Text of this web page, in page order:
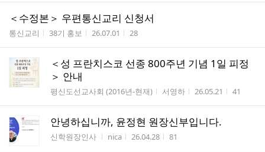
＜수정본＞ 우편통신교리 신청서
게시판명
통신교리 작성자
38기 홍보 작성시간
26.07.01 조회수
28
＜성 프란치스코 선종 800주년 기념 1일 피정
＞ 안내
게시판명
평신도선교사회 (2016년-현재) 작성자
서영하 작성시간
26.05.21 조회수
41
안녕하십니까, 윤정현 원장신부입니다.
게시판명
신학원장인사 작성자
nica 작성시간
26.04.28 조회수
81